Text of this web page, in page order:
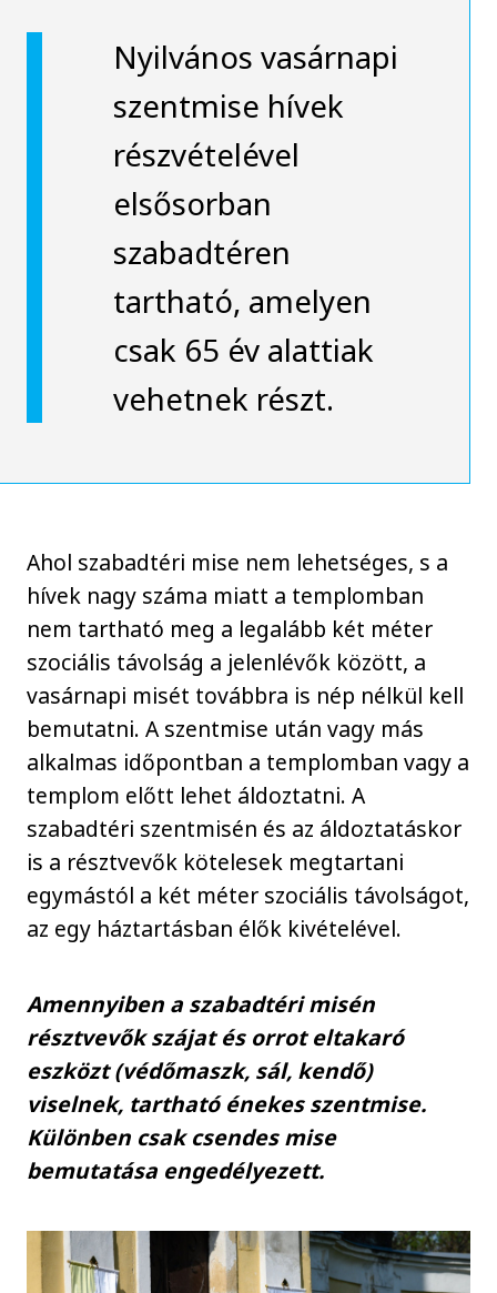
Nyilvános vasárnapi
szentmise hívek
részvételével
elsősorban
szabadtéren
tartható, amelyen
csak 65 év alattiak
vehetnek részt.
Ahol szabadtéri mise nem lehetséges, s a
hívek nagy száma miatt a templomban
nem tartható meg a legalább két méter
szociális távolság a jelenlévők között, a
vasárnapi misét továbbra is nép nélkül kell
bemutatni. A szentmise után vagy más
alkalmas időpontban a templomban vagy a
templom előtt lehet áldoztatni. A
szabadtéri szentmisén és az áldoztatáskor
is a résztvevők kötelesek megtartani
egymástól a két méter szociális távolságot,
az egy háztartásban élők kivételével.
Amennyiben a szabadtéri misén
résztvevők szájat és orrot eltakaró
eszközt (védőmaszk, sál, kendő)
viselnek, tartható énekes szentmise.
Különben csak csendes mise
bemutatása engedélyezett.